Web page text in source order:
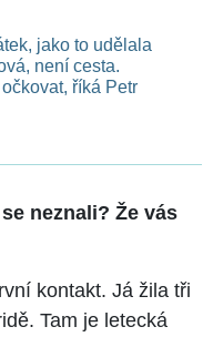
jako to udělala
není cesta.
říká Petr
neznali? Že vás
kontakt. Já žila tři
Tam je letecká